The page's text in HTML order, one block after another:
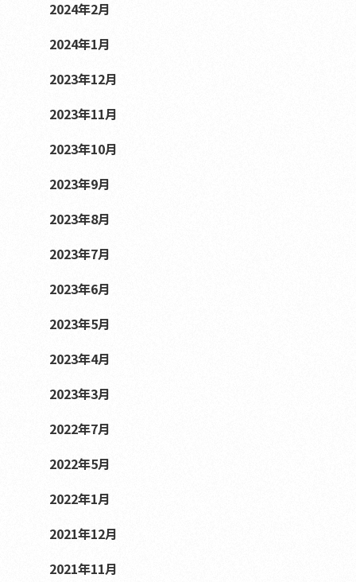
2024年2月
2024年1月
2023年12月
2023年11月
2023年10月
2023年9月
2023年8月
2023年7月
2023年6月
2023年5月
2023年4月
2023年3月
2022年7月
2022年5月
2022年1月
2021年12月
2021年11月